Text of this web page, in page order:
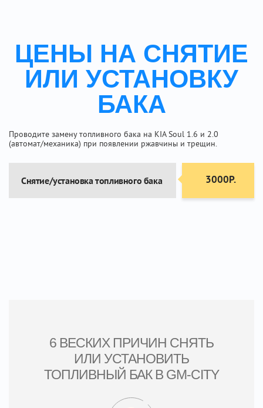
ЦЕНЫ НА СНЯТИЕ
ИЛИ УСТАНОВКУ
БАКА
Проводите замену топливного бака на KIA Soul 1.6 и 2.0
(автомат/механика) при появлении ржавчины и трещин.
Снятие/установка топливного бака 3000Р.
6 ВЕСКИХ ПРИЧИН СНЯТЬ
ИЛИ УСТАНОВИТЬ
ТОПЛИВНЫЙ БАК В GM-CITY